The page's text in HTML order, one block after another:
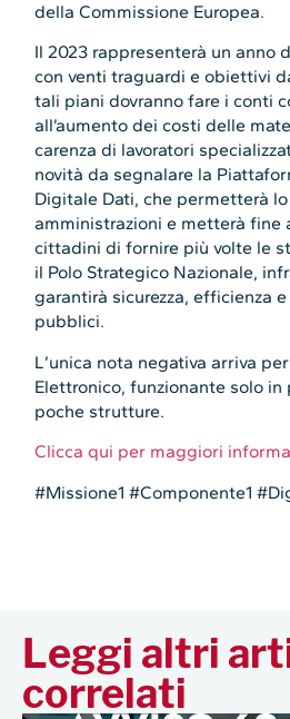
della Commissione Europea.
Il 2023 rappresenterà un anno
con venti traguardi e obiettivi
tali piani dovranno fare i conti
all’aumento dei costi delle
carenza di lavoratori
novità da segnalare la
Digitale Dati, che permetterà
amministrazioni e metterà fine
cittadini di fornire più volte le
il Polo Strategico Nazionale,
garantirà sicurezza, efficienza
pubblici.
L’unica nota negativa arriva
Elettronico, funzionante solo in
poche strutture.
Clicca qui per maggiori
#Missione1 #Componente1
Leggi altri
correlati